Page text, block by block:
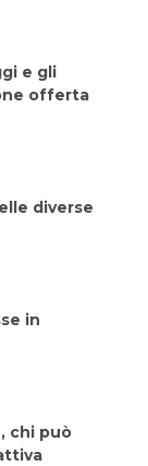
e gli
offerta
diverse
in
chi può